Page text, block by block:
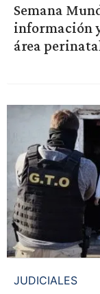
Semana
información
área
JUDICIALES